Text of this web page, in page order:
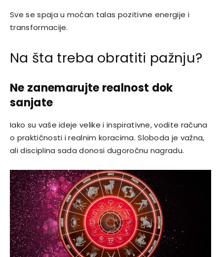
Sve se spaja u moćan talas pozitivne energije i
transformacije.
Na šta treba obratiti pažnju?
Ne zanemarujte realnost dok
sanjate
Iako su vaše ideje velike i inspirativne, vodite računa
o praktičnosti i realnim koracima. Sloboda je važna,
ali disciplina sada donosi dugoročnu nagradu.